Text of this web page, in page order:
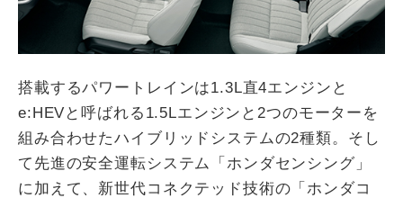
搭載するパワートレインは1.3L直4エンジンと
e:HEVと呼ばれる1.5Lエンジンと2つのモーターを
組み合わせたハイブリッドシステムの2種類。そし
て先進の安全運転システム「ホンダセンシング」
に加えて、新世代コネクテッド技術の「ホンダコ